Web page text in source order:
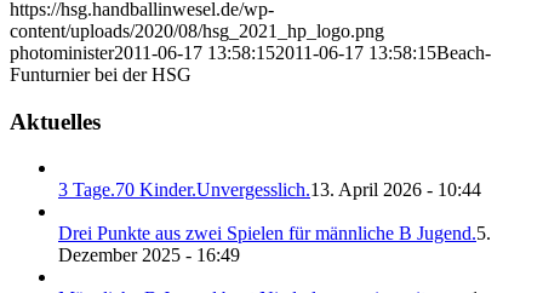
https://hsg.handballinwesel.de/wp-
content/uploads/2020/08/hsg_2021_hp_logo.png
photominister2011-06-17 13:58:152011-06-17 13:58:15Beach-
Funturnier bei der HSG
Aktuelles
3 Tage.70 Kinder.Unvergesslich.13. April 2026 - 10:44
Drei Punkte aus zwei Spielen für männliche B Jugend.5.
Dezember 2025 - 16:49